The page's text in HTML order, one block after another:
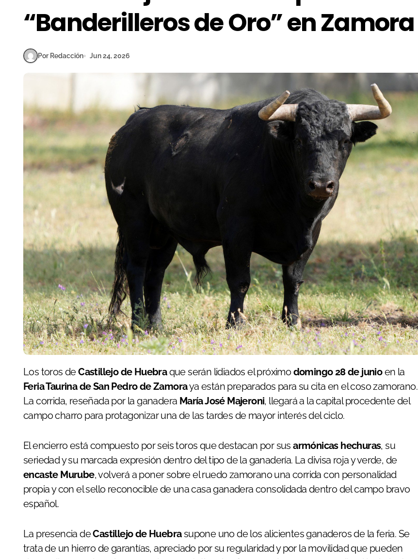
“Banderilleros de Oro” en Zamora
Por Redacción Jun 24, 2026
Los toros deCastillejo de Huebraque serán lidiados el próximodomingo 28 de junioen la
Feria Taurina de San Pedro de Zamoraya están preparados para su cita en el coso zamorano.
La corrida, reseñada por la ganadera María José Majeroni, llegará a la capital procedente del
campo charro para protagonizar una de las tardes de mayor interés del ciclo.
El encierro está compuesto por seis toros que destacan por susarmónicas hechuras, su
seriedad y su marcada expresión dentro del tipo de la ganadería. La divisa roja y verde, de
encaste Murube, volverá a poner sobre el ruedo zamorano una corrida con personalidad
propia y con el sello reconocible de una casa ganadera consolidada dentro del campo bravo
español.
La presencia deCastillejo de Huebrasupone uno de los alicientes ganaderos de la feria. Se
trata de un hierro de garantías, apreciado por su regularidad y por la movilidad que pueden